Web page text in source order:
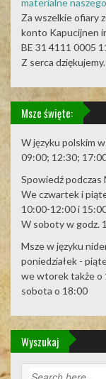
materialne
Za wszelkie ofiary
konto Kapucijnen
BE 31 4111 0005
Z serca dziękujemy.
Msze święte:
W języku polskim
09:00; 12:30;
Spowiedź podczas
We czwartek i
10:00-12:00 i
W soboty w godz.
Msze w języku
poniedziałek -
we wtorek także o
sobota o 18:00
Wyszukaj